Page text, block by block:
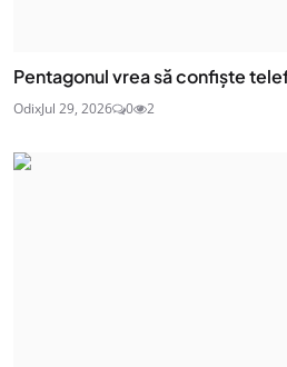
Pentagonul vrea să confiște
OdixJul 29, 2026 0 2